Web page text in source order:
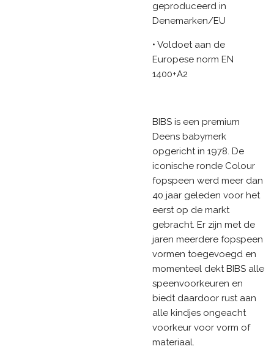
geproduceerd in
Denemarken/EU
• Voldoet aan de
Europese norm EN
1400+A2
BIBS is een premium
Deens babymerk
opgericht in 1978. De
iconische ronde Colour
fopspeen werd meer dan
40 jaar geleden voor het
eerst op de markt
gebracht. Er zijn met de
jaren meerdere fopspeen
vormen toegevoegd en
momenteel dekt BIBS alle
speenvoorkeuren en
biedt daardoor rust aan
alle kindjes ongeacht
voorkeur voor vorm of
materiaal.